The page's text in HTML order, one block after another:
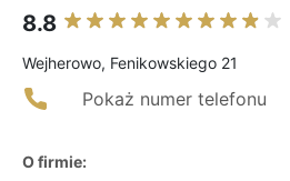
8.8
Wejherowo, Fenikowskiego 21
Pokaż numer telefonu
O firmie: